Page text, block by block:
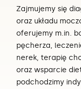
Zajmujemy się
oraz układu
oferujemy m.in.
pęcherza,
nerek, terapię
oraz wsparcie
podchodzimy